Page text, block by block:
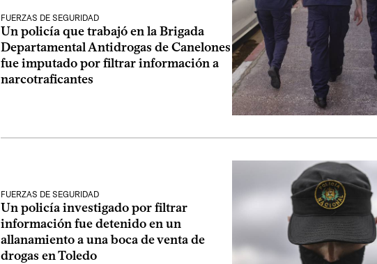
FUERZAS DE SEGURIDAD
Un policía que trabajó en la Brigada
Departamental Antidrogas de Canelones
fue imputado por filtrar información a
narcotraficantes
FUERZAS DE SEGURIDAD
Un policía investigado por filtrar
información fue detenido en un
allanamiento a una boca de venta de
drogas en Toledo